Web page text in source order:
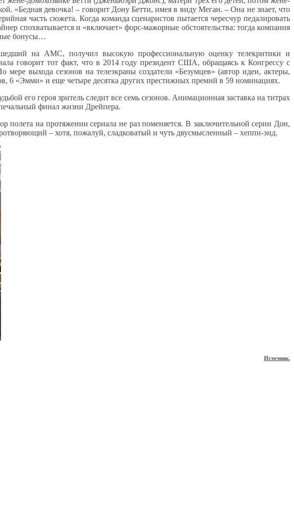
«Бедная девочка! – говорит Дону Бетти, имея в виду Меган. – Она не знает, что
часть сюжета. Когда команда сценаристов пытается чересчур педалировать
спохватывается и «включает» форс-мажорные обстоятельства: тогда компания
бонусы…
на АМС, получил высокую профессиональную оценку телекритики и
говорит тот факт, что в 2014 году президент США, обращаясь к Конгрессу с
выхода сезонов на телеэкраны создатели «Безумцев» (автор идеи, актеры,
6 «Эмми» и еще четыре десятка других престижных премий в 59 номинациях.
его героя зритель следит все семь сезонов. Анимационная заставка на титрах
финал жизни Дрейпера.
на протяжении сериала не раз поменяется. В заключительной серии Дон,
– хотя, пожалуй, сладковатый и чуть двусмысленный – хеппи-энд.
Источник.